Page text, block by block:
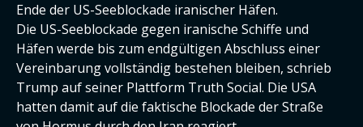
Ende der US-Seeblockade iranischer Häfen.
Die US-Seeblockade gegen iranische Schiffe und
Häfen werde bis zum endgültigen Abschluss einer
Vereinbarung vollständig bestehen bleiben, schrieb
Trump auf seiner Plattform Truth Social. Die USA
hatten damit auf die faktische Blockade der Straße